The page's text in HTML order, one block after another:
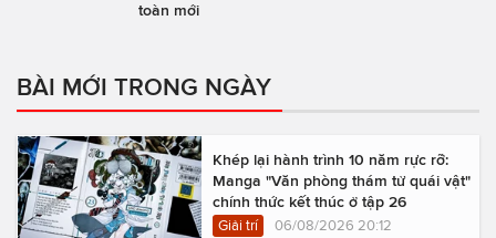
toàn mới
BÀI MỚI TRONG NGÀY
Khép lại hành trình 10 năm rực rỡ:
Manga "Văn phòng thám tử quái vật"
chính thức kết thúc ở tập 26
Giải trí 06/08/2026 20:12